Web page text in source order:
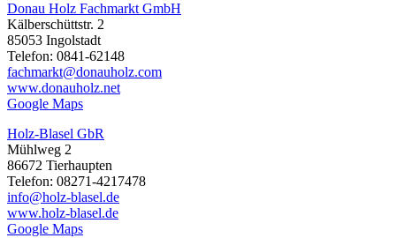
Donau Holz Fachmarkt GmbH
Kälberschüttstr. 2
85053 Ingolstadt
Telefon: 0841-62148
fachmarkt@donauholz.com
www.donauholz.net
Google Maps
Holz-Blasel GbR
Mühlweg 2
86672 Tierhaupten
Telefon: 08271-4217478
info@holz-blasel.de
www.holz-blasel.de
Google Maps